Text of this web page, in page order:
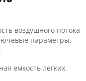
воздушного потока
параметры,
емкость легких.